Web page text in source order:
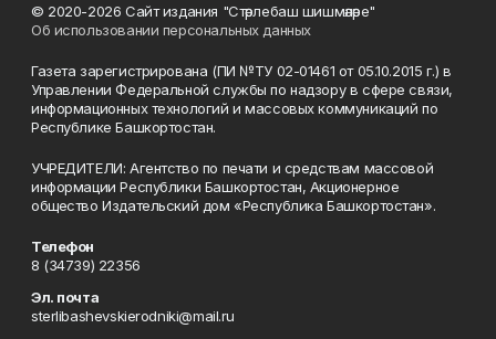
© 2020-2026 Сайт издания "Стәрлебаш шишмәләре"
Об использовании персональных данных
Газета зарегистрирована (ПИ №ТУ 02-01461 от 05.10.2015 г.) в
Управлении Федеральной службы по надзору в сфере связи,
информационных технологий и массовых коммуникаций по
Республике Башкортостан.
УЧРЕДИТЕЛИ: Агентство по печати и средствам массовой
информации Республики Башкортостан, Акционерное
общество Издательский дом «Республика Башкортостан».
Телефон
8 (34739) 22356
Эл. почта
sterlibashevskierodniki@mail.ru